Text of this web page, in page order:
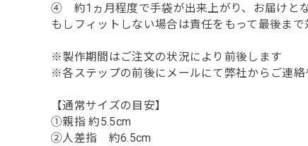
④ 約1ヵ月程度で手袋が出来上がり、お届けとな
もしフィットしない場合は責任をもって最後まで
※製作期間はご注文の状況により前後します
※各ステップの前後にメールにて弊社からご連
【通常サイズの目安】
①親指 約5.5cm
②人差指 約6.5cm